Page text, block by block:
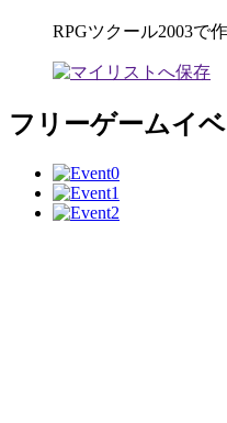
RPGツクール2003で
フリーゲームイ